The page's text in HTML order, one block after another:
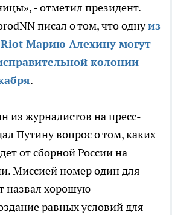
- отметил президент.
писал о том, что однуиз
Riot Марию Алехину могут
колонии
.
из журналистов на пресс-
Путину вопрос о том, каких
от сборной России на
Миссией номер один для
назвал хорошую
равных условий для